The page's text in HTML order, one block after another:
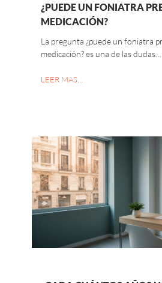
¿PUEDE UN FONIATRA
MEDICACIÓN?
La pregunta ¿puede un foniatra
medicación? es una de las dudas…
LEER MAS…